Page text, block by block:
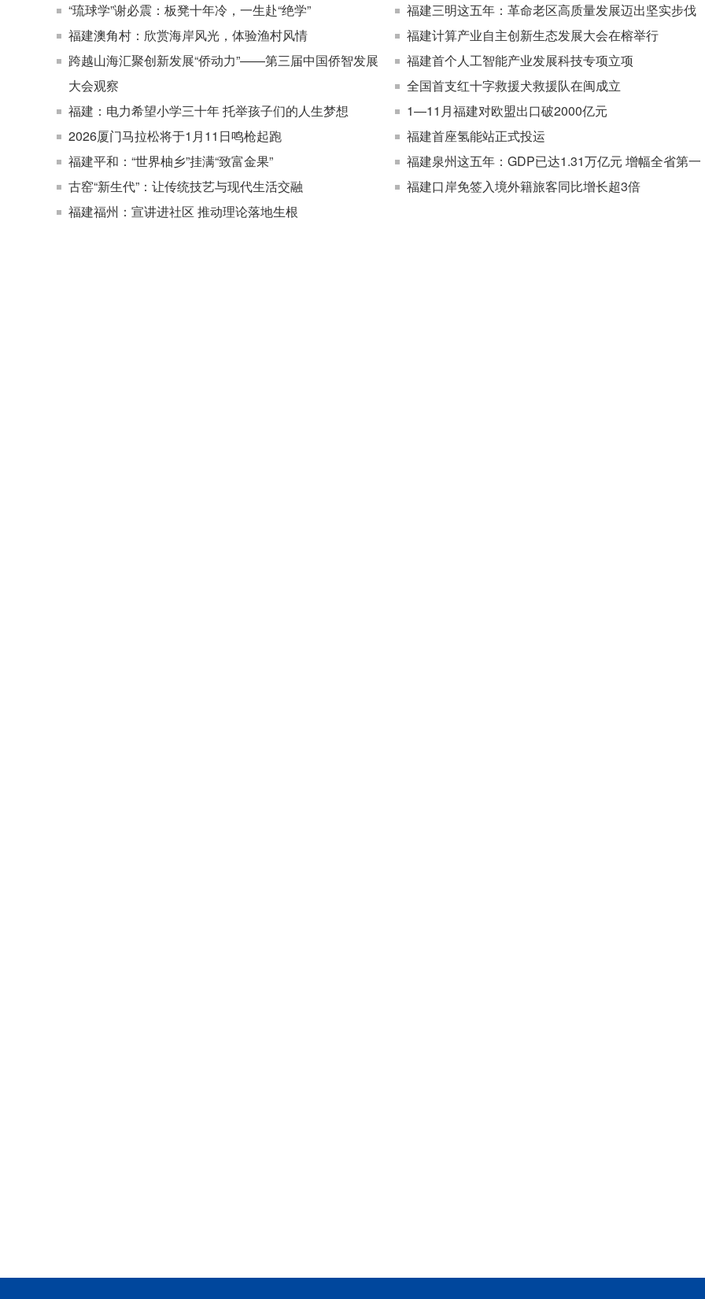
“琉球学”谢必震：板凳十年冷，一生赴“绝学”
福建澳角村：欣赏海岸风光，体验渔村风情
跨越山海汇聚创新发展“侨动力”——第三届中国侨智发展
大会观察
福建：电力希望小学三十年 托举孩子们的人生梦想
2026厦门马拉松将于1月11日鸣枪起跑
福建平和：“世界柚乡”挂满“致富金果”
古窑“新生代”：让传统技艺与现代生活交融
福建福州：宣讲进社区 推动理论落地生根
福建三明这五年：革命老区高质量发展迈出坚实步伐
福建计算产业自主创新生态发展大会在榕举行
福建首个人工智能产业发展科技专项立项
全国首支红十字救援犬救援队在闽成立
1—11月福建对欧盟出口破2000亿元
福建首座氢能站正式投运
福建泉州这五年：GDP已达1.31万亿元 增幅全省第一
福建口岸免签入境外籍旅客同比增长超3倍